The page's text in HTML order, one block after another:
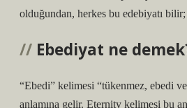
olduğundan, herkes bu edebiyatı
Ebediyat ne
“Ebedi” kelimesi “tükenmez, ebedi
anlamına gelir. Eternity kelimesi bu